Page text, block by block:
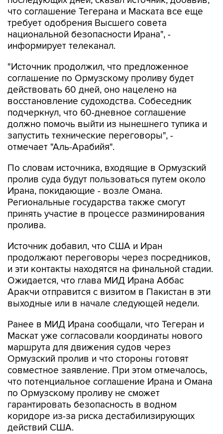
что соглашение Тегерана и Маската все еще
требует одобрения Высшего совета
национальной безопасности Ирана", -
информирует телеканал.
"Источник продолжил, что предложенное
соглашение по Ормузскому проливу будет
действовать 60 дней, оно нацелено на
восстановление судоходства. Собеседник
подчеркнул, что 60-дневное соглашение
должно помочь выйти из нынешнего тупика и
запустить технические переговоры", -
отмечает "Аль-Арабийя".
По словам источника, входящие в Ормузский
пролив суда будут пользоваться путем около
Ирана, покидающие - возле Омана.
Региональные государства также смогут
принять участие в процессе разминирования
пролива.
Источник добавил, что США и Иран
продолжают переговоры через посредников,
и эти контакты находятся на финальной стадии.
Ожидается, что глава МИД Ирана Аббас
Аракчи отправится с визитом в Пакистан в эти
выходные или в начале следующей недели.
Ранее в МИД Ирана сообщали, что Тегеран и
Маскат уже согласовали координаты нового
маршрута для движения судов через
Ормузский пролив и что стороны готовят
совместное заявление. При этом отмечалось,
что потенциальное соглашение Ирана и Омана
по Ормузскому проливу не сможет
гарантировать безопасность в водном
коридоре из-за риска дестабилизирующих
действий США.